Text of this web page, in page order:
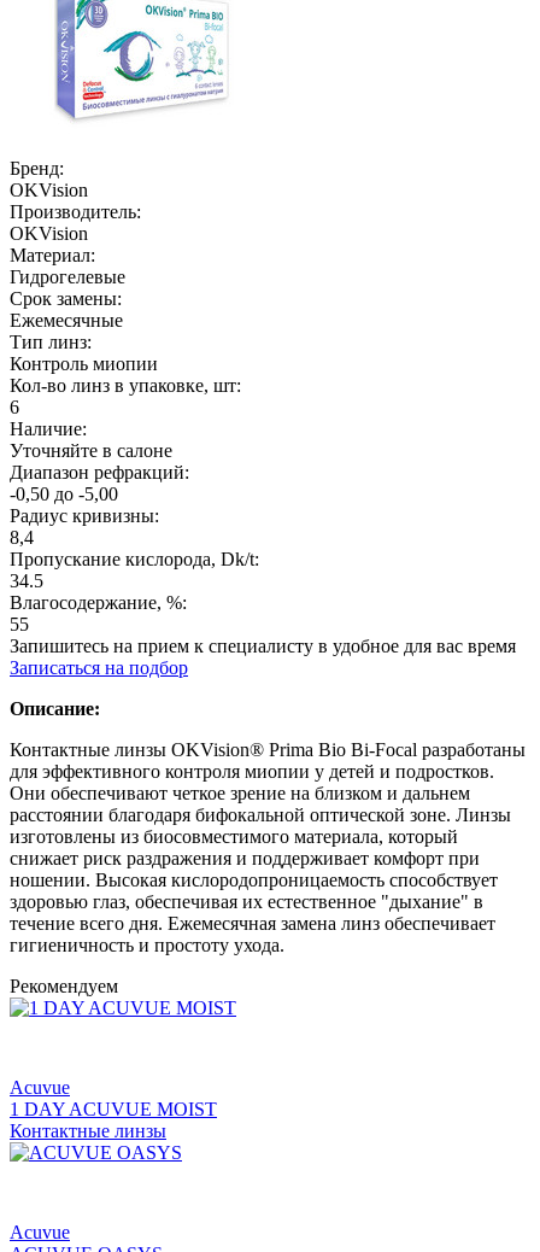
Бренд:
OKVision
Производитель:
OKVision
Материал:
Гидрогелевые
Срок замены:
Ежемесячные
Тип линз:
Контроль миопии
Кол-во линз в упаковке, шт:
6
Наличие:
Уточняйте в салоне
Диапазон рефракций:
-0,50 до -5,00
Радиус кривизны:
8,4
Пропускание кислорода, Dk/t:
34.5
Влагосодержание, %:
55
Запишитесь на прием к специалисту в удобное для вас время
Записаться на подбор
Описание:
Контактные линзы OKVision® Prima Bio Bi-Focal разработаны
для эффективного контроля миопии у детей и подростков.
Они обеспечивают четкое зрение на близком и дальнем
расстоянии благодаря бифокальной оптической зоне. Линзы
изготовлены из биосовместимого материала, который
снижает риск раздражения и поддерживает комфорт при
ношении. Высокая кислородопроницаемость способствует
здоровью глаз, обеспечивая их естественное "дыхание" в
течение всего дня. Ежемесячная замена линз обеспечивает
гигиеничность и простоту ухода.
Рекомендуем
Acuvue
1 DAY ACUVUE MOIST
Контактные линзы
Acuvue